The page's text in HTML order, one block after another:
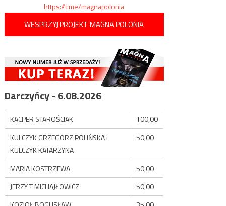
https://t.me/magnapolonia
WESPRZYJ PROJEKT MAGNA POLONIA
Darczyńcy - 6.08.2026
KACPER STAROŚCIAK
100,00
KULCZYK GRZEGORZ POLIŃSKA i
KULCZYK KATARZYNA
50,00
MARIA KOSTRZEWA
50,00
JERZY T MICHAJŁOWICZ
50,00